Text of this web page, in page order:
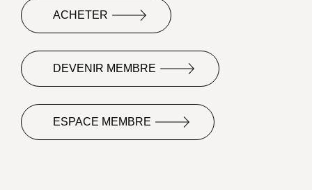
ACHETER
DEVENIR MEMBRE
ESPACE MEMBRE